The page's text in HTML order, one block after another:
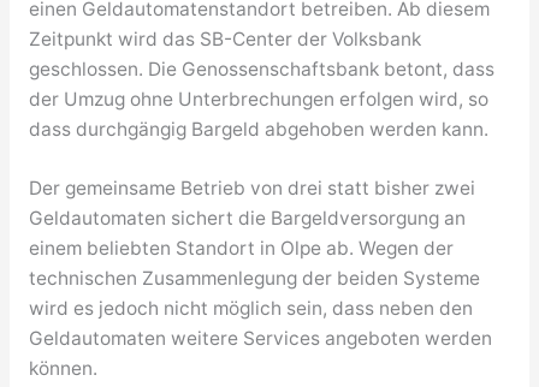
einen Geldautomatenstandort betreiben. Ab diesem
Zeitpunkt wird das SB-Center der Volksbank
geschlossen. Die Genossenschaftsbank betont, dass
der Umzug ohne Unterbrechungen erfolgen wird, so
dass durchgängig Bargeld abgehoben werden kann.
Der gemeinsame Betrieb von drei statt bisher zwei
Geldautomaten sichert die Bargeldversorgung an
einem beliebten Standort in Olpe ab. Wegen der
technischen Zusammenlegung der beiden Systeme
wird es jedoch nicht möglich sein, dass neben den
Geldautomaten weitere Services angeboten werden
können.